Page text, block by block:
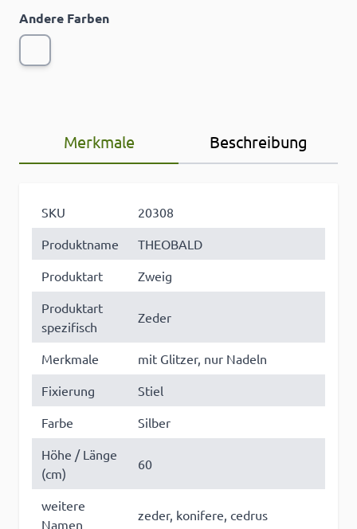
Andere Farben
Merkmale Beschreibung
SKU
20308
Produktname
THEOBALD
Produktart
Zweig
Produktart
spezifisch
Zeder
Merkmale
mit Glitzer, nur Nadeln
Fixierung
Stiel
Farbe
Silber
Höhe / Länge
(cm)
60
weitere
Namen
zeder, konifere, cedrus